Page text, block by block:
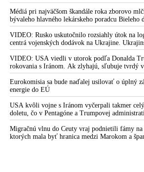
Médiá pri najväčšom škandále roka zborovo
bývaleho hlavného lekárskeho poradcu Bieleho
Fauciho pred výborom amerického Senátu
VIDEO: Rusko uskutočnilo rozsiahly útok na
centrá vojenských dodávok na Ukrajine.
nedokázala počas ničivého nočného útoku na
zachytiť ani jednu ruskú raketu
VIDEO: USA viedli v utorok podľa Donalda
rokovania s Iránom. Ak zlyhajú, sľubuje tvrdý
Teheránu
Eurokomisia sa bude naďalej usilovať o úplný
energie do EÚ
USA kvôli vojne s Iránom vyčerpali takmer
doletu, čo v Pentagóne a Trumpovej
obavy o bojaschopnosť americkej armády v
konfliktu s Čínou alebo Ruskom
Migračnú vlnu do Ceuty vraj podnietili fámy na
ktorých mala byť hranica medzi Marokom a